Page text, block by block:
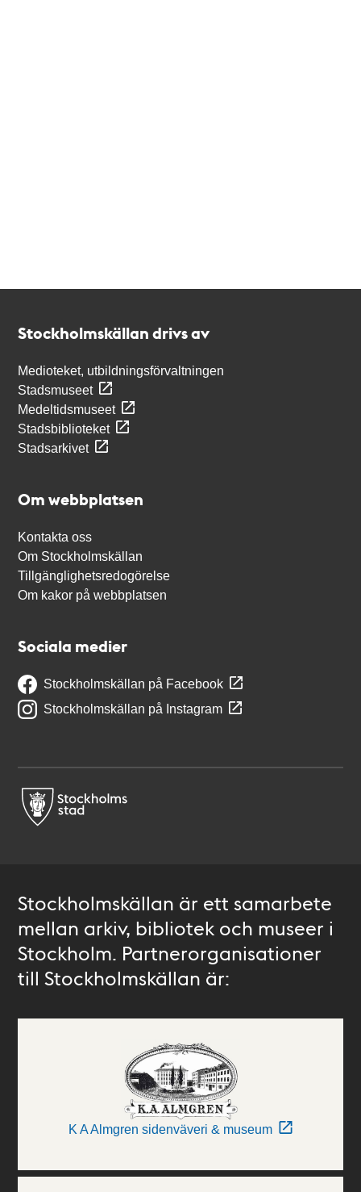
Stockholmskällan drivs av
Medioteket, utbildningsförvaltningen
Stadsmuseet
Medeltidsmuseet
Stadsbiblioteket
Stadsarkivet
Om webbplatsen
Kontakta oss
Om Stockholmskällan
Tillgänglighetsredogörelse
Om kakor på webbplatsen
Sociala medier
Stockholmskällan på Facebook
Stockholmskällan på Instagram
Stockholmskällan är ett samarbete
mellan arkiv, bibliotek och museer i
Stockholm. Partnerorganisationer
till Stockholmskällan är:
K A Almgren sidenväveri & museum